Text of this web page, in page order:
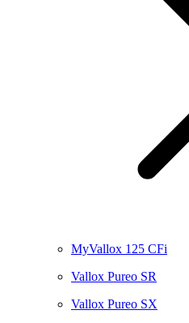
MyVallox 125 CFi
Vallox Pureo SR
Vallox Pureo SX